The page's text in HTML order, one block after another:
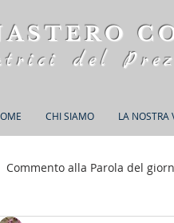
del
CHI SIAMO LA NOSTRA
Commento alla Parola del